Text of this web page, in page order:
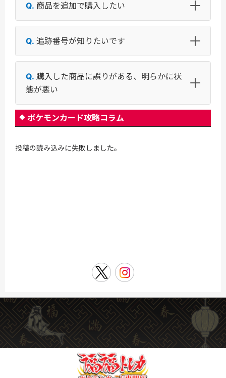
商品を追加で購入したい
追跡番号が知りたいです
購入した商品に誤りがある、明らかに状
態が悪い
ポケモンカード攻略コラム
投稿の読み込みに失敗しました。